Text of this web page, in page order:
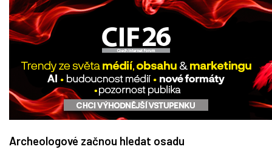
Archeologové začnou hledat osadu